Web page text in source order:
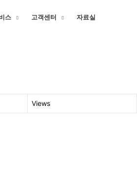
스 고객센터 자료실
Views